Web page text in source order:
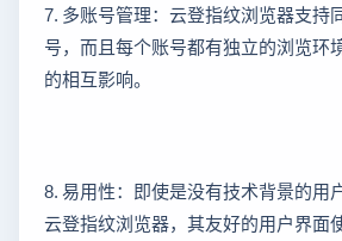
7. 多账号管理：云登指纹浏览器支持
号，而且每个账号都有独立的浏览环
的相互影响。
8. 易用性：即使是没有技术背景的用
云登指纹浏览器，其友好的用户界面